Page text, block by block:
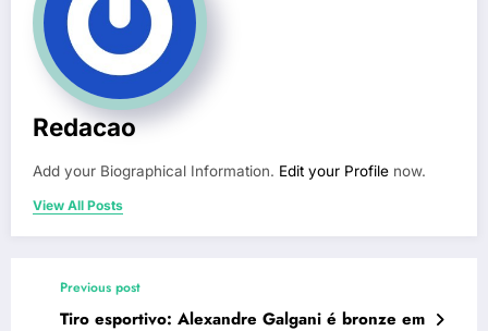
Redacao
Add your Biographical Information. Edit your Profile now.
View All Posts
Previous post
Tiro esportivo: Alexandre Galgani é bronze em